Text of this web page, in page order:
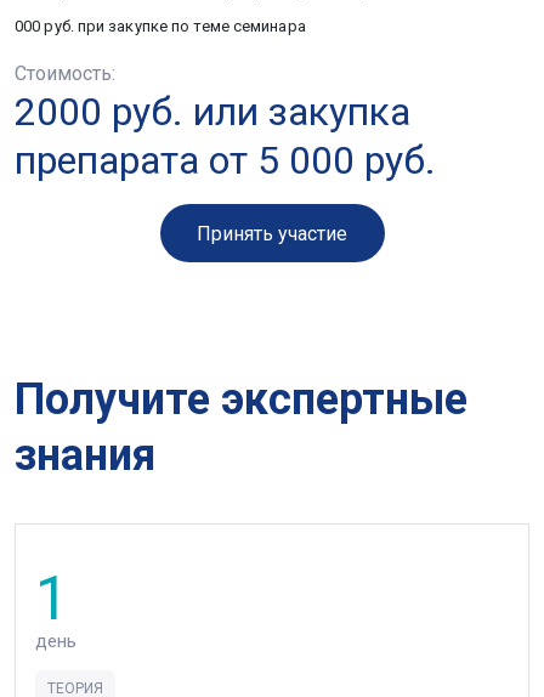
000 руб. при закупке по теме семинара
Стоимость:
2000 руб. или закупка
препарата от 5 000 руб.
Принять участие
Получите экспертные
знания
1
день
ТЕОРИЯ